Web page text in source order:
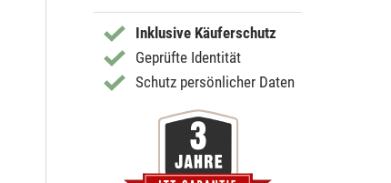
Inklusive Käuferschutz
Geprüfte Identität
Schutz persönlicher Daten